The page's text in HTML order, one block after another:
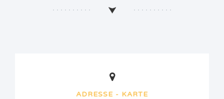
ADRESSE - KARTE